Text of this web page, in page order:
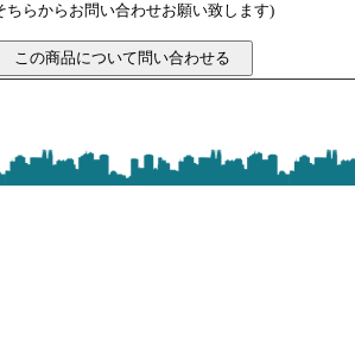
ちらからお問い合わせお願い致します)